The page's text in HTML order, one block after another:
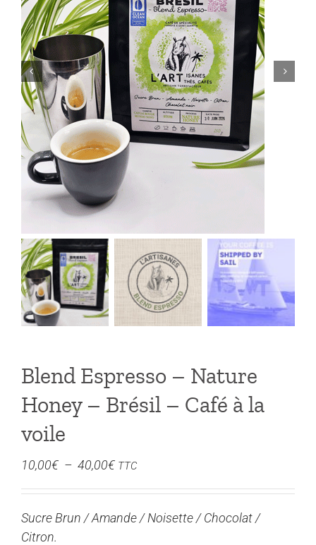
Blend Espresso – Nature
Honey – Brésil – Café à la
voile
10,00€ – 40,00€Plage
10,00€
TTC
Sucre Brun / Amande / Noisette / Chocolat /
Citron.